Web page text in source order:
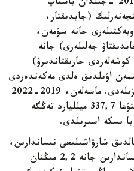
(جابدىقتار،
جانە سۋمەن،
جەلىلەرى) جانە
جارىقتاندىرۋ)
اۋىلدىق ەلدى مەكەندەردى
جاقسارتۋ بويىنشا جۇمىس جۇرگىزىلەدى. ماسەلەن، 2019-2022
-جىلدارى 3,5 مىڭ اۋىلدى دامىتۋعا 337,7 ميلليارد تەڭگە
شارۋاشىلىعى نىساندارىن،
1174 الەۋمەتتىك ينفراقۇرىلىم نىساندارىن جانە 2,2 مىڭنان